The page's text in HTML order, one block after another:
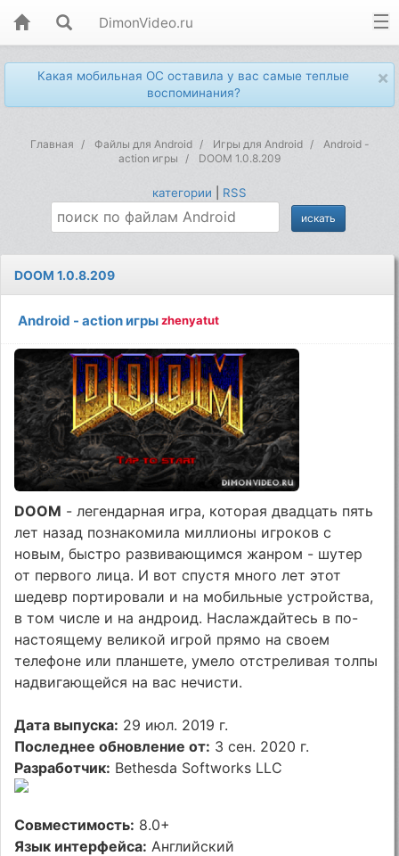
DimonVideo.ru
×
Какая мобильная ОС оставила у вас самые теплые
воспоминания?
Главная Файлы для Android Игры для Android
Android -
action игры
DOOM 1.0.8.209
категории RSS
DOOM 1.0.8.209
Android - action игрыzhenyatut
DOOM - легендарная игра, которая двадцать пять
лет назад познакомила миллионы игроков с
новым, быстро развивающимся жанром - шутер
от первого лица. И вот спустя много лет этот
шедевр портировали и на мобильные устройства,
в том числе и на андроид. Наслаждайтесь в по-
настоящему великой игрой прямо на своем
телефоне или планшете, умело отстреливая толпы
надвигающейся на вас нечисти.
Дата выпуска: 29 июл. 2019 г.
Последнее обновление от: 3 сен. 2020 г.
Разработчик: Bethesda Softworks LLC
Совместимость: 8.0+
Язык интерфейса: Английский